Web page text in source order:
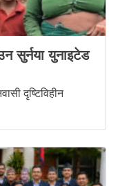
सुर्नया युनाइटेड
दृष्टिविहीन